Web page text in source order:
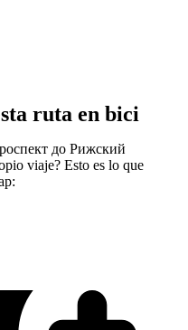
ruta en bici
до Pижский
viaje? Esto es lo que